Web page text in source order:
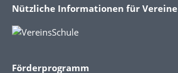
Nützliche Informationen für Vereine
Förderprogramm